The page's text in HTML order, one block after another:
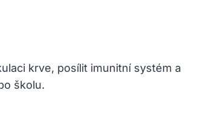
krve, posílit imunitní systém a
školu.